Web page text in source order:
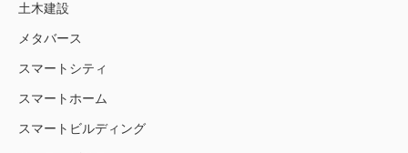
土木建設
メタバース
スマートシティ
スマートホーム
スマートビルディング